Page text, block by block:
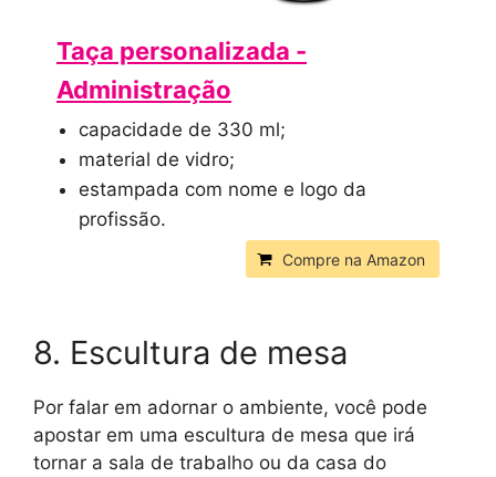
Taça personalizada -
Administração
capacidade de 330 ml;
material de vidro;
estampada com nome e logo da
profissão.
Compre na Amazon
8. Escultura de mesa
Por falar em adornar o ambiente, você pode
apostar em uma escultura de mesa que irá
tornar a sala de trabalho ou da casa do